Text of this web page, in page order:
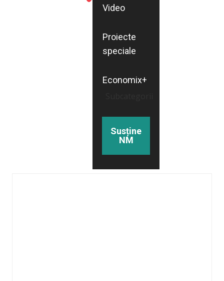
Video
Proiecte
speciale
Economix+
Susține
NM